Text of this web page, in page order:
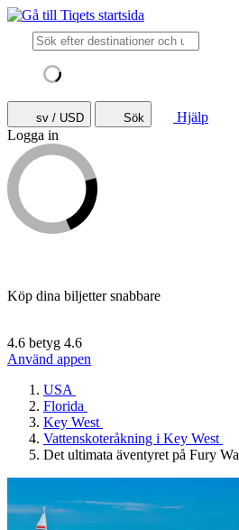
sv / USD Sök
Hjälp
Logga in
Köp dina biljetter snabbare
4.6 betyg 4.6
Använd appen
USA
Florida
Key West
Vattenskoteråkning i Key West
Det ultimata äventyret på Fury